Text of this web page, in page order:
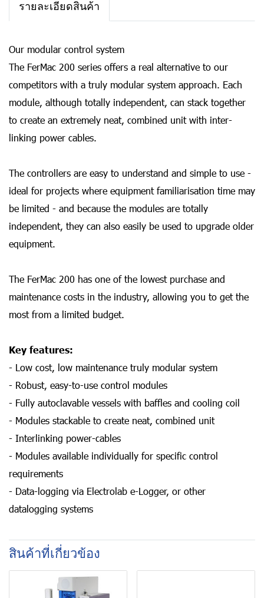
รายละเอียดสินค้า
Our modular control system
The FerMac 200 series offers a real alternative to our
competitors with a truly modular system approach. Each
module, although totally independent, can stack together
to create an extremely neat, combined unit with inter-
linking power cables.
The controllers are easy to understand and simple to use -
ideal for projects where equipment familiarisation time may
be limited - and because the modules are totally
independent, they can also easily be used to upgrade older
equipment.
The FerMac 200 has one of the lowest purchase and
maintenance costs in the industry, allowing you to get the
most from a limited budget.
Key features:
- Low cost, low maintenance truly modular system
- Robust, easy-to-use control modules
- Fully autoclavable vessels with baffles and cooling coil
- Modules stackable to create neat, combined unit
- Interlinking power-cables
- Modules available individually for specific control
requirements
- Data-logging via Electrolab e-Logger, or other
datalogging systems
สินค้าที่เกี่ยวข้อง